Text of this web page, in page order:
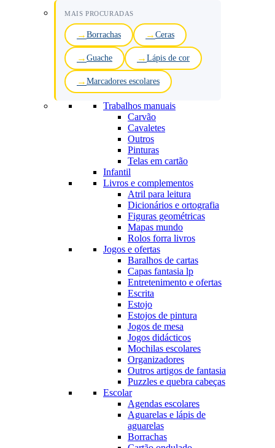
MAIS PROCURADAS
Borrachas Ceras
Guache Lápis de cor
Marcadores escolares
Trabalhos manuais
Carvão
Cavaletes
Outros
Pinturas
Telas em cartão
Infantil
Livros e complementos
Atril para leitura
Dicionários e ortografia
Figuras geométricas
Mapas mundo
Rolos forra livros
Jogos e ofertas
Baralhos de cartas
Capas fantasia lp
Entretenimento e ofertas
Escrita
Estojo
Estojos de pintura
Jogos de mesa
Jogos didácticos
Mochilas escolares
Organizadores
Outros artigos de fantasia
Puzzles e quebra cabeças
Escolar
Agendas escolares
Aguarelas e lápis de
aguarelas
Borrachas